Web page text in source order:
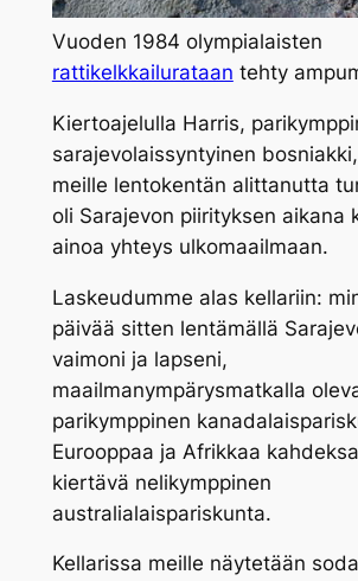
Vuoden 1984 olympialaisten
rattikelkkailurataan tehty
Kiertoajelulla Harris,
sarajevolaissyntyinen
meille lentokentän alittanutta
oli Sarajevon piirityksen aikana
ainoa yhteys ulkomaailmaan.
Laskeudumme alas kellariin:
päivää sitten lentämällä
vaimoni ja lapseni,
maailmanympärysmatkalla
parikymppinen
Eurooppaa ja Afrikkaa
kiertävä nelikymppinen
australialaispariskunta.
Kellarissa meille näytetään